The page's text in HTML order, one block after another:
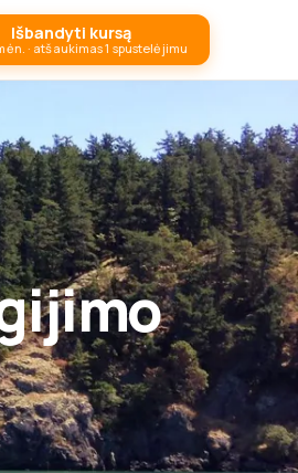
Išbandyti kursą
· atšaukimas 1 spustelėjimu